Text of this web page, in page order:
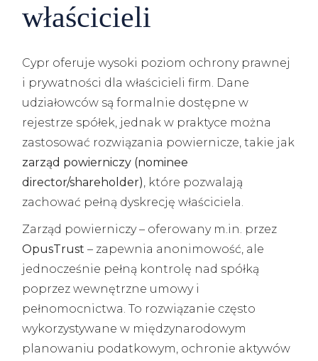
właścicieli
Cypr oferuje wysoki poziom ochrony prawnej
i prywatności dla właścicieli firm. Dane
udziałowców są formalnie dostępne w
rejestrze spółek, jednak w praktyce można
zastosować rozwiązania powiernicze, takie jak
zarząd powierniczy (nominee
director/shareholder), które pozwalają
zachować pełną dyskrecję właściciela.
Zarząd powierniczy – oferowany m.in. przez
OpusTrust – zapewnia anonimowość, ale
jednocześnie pełną kontrolę nad spółką
poprzez wewnętrzne umowy i
pełnomocnictwa. To rozwiązanie często
wykorzystywane w międzynarodowym
planowaniu podatkowym, ochronie aktywów